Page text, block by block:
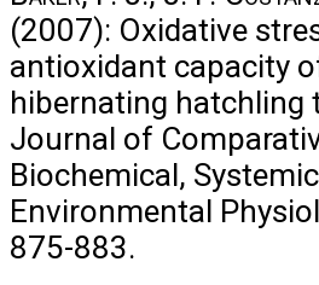
(2007): Oxidative
antioxidant capacity
hibernating hatchling
Journal of
Biochemical,
Environmental
875-883.